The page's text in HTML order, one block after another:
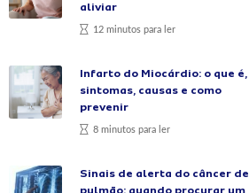
aliviar
12 minutos para ler
Infarto do Miocárdio: o que é,
sintomas, causas e como
prevenir
8 minutos para ler
Sinais de alerta do câncer de
pulmão: quando procurar um